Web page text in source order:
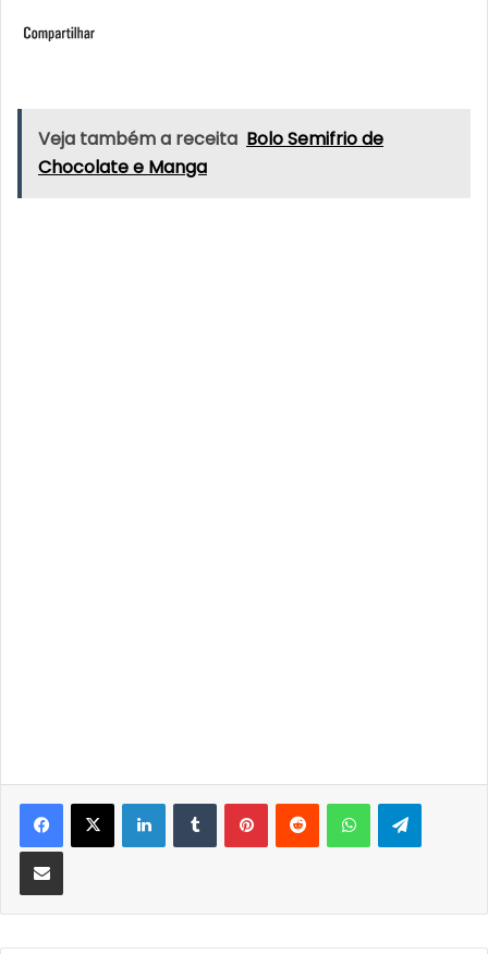
Veja também a receita Bolo Semifrio de
Chocolate e Manga
LinkedInTumblrPinterestReddit WhatsApp
Partilhar Via Email